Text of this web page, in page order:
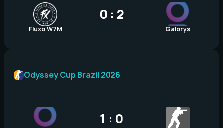
Fluxo W7M
0 : 2
Galorys
1 : 0
Odyssey Cup Brazil 2026